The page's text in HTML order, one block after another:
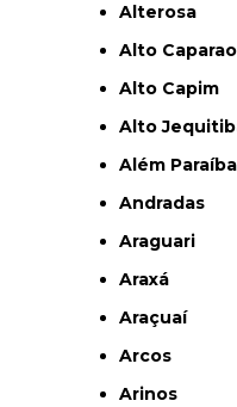
Alterosa
Alto Caparao
Alto Capim
Alto
Além Paraíba
Andradas
Araguari
Araxá
Araçuaí
Arcos
Arinos